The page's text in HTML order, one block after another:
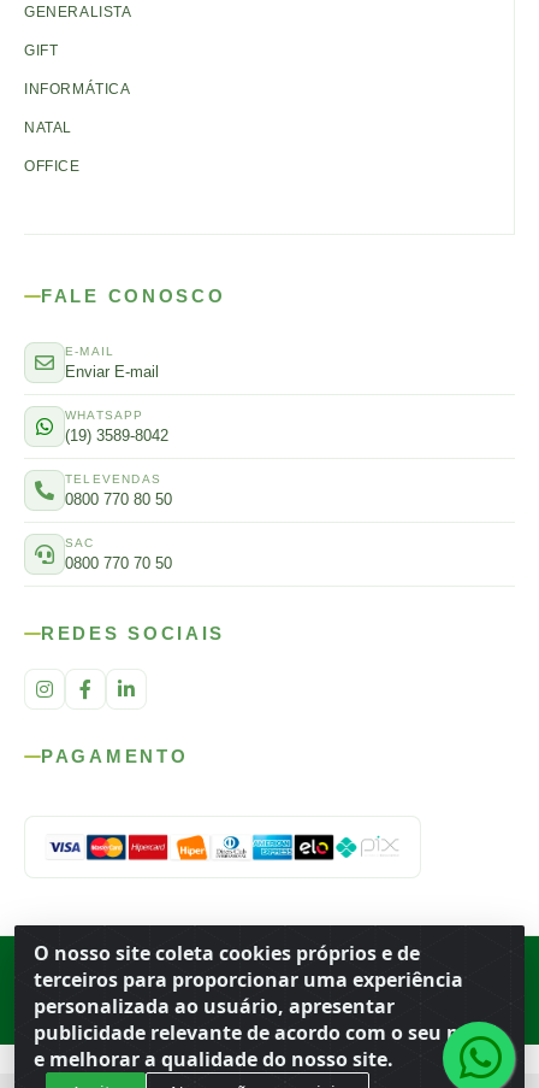
O nosso site coleta cookies próprios e de
terceiros para proporcionar uma experiência
personalizada ao usuário, apresentar
publicidade relevante de acordo com o seu perfil
e melhorar a qualidade do nosso site.
GENERALISTA
GIFT
INFORMÁTICA
NATAL
OFFICE
FALE CONOSCO
E-MAIL
Enviar E-mail
WHATSAPP
(19) 3589-8042
TELEVENDAS
0800 770 80 50
SAC
0800 770 70 50
REDES SOCIAIS
PAGAMENTO
Porto Ferreira ·BR
13.669-899· CNPJ 56.679.863/0001-91
© 2026 Atacado Ideal